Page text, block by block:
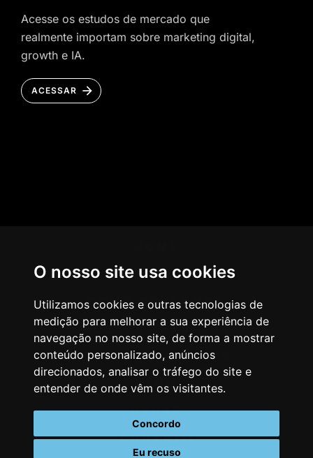
O nosso site usa cookies
Utilizamos cookies e outras tecnologias de
medição para melhorar a sua experiência de
navegação no nosso site, de forma a mostrar
conteúdo personalizado, anúncios
direcionados, analisar o tráfego do site e
entender de onde vêm os visitantes.
Concordo
Eu recuso
Acesse os estudos de mercado que
realmente importam sobre marketing digital,
growth e IA.
ACESSAR
AGÊNCIA
COMO PENSAMOS
NOSSOS SERVIÇOS
CASES & CLIENTES
BLOG
VAGAS
CONTATO